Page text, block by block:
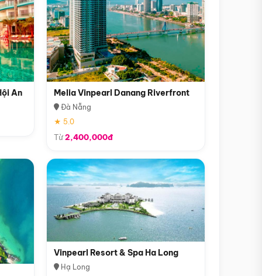
An Melia Vinpearl Danang Riverfront
Đà Nẵng
★ 5.0
Từ2,400,000đ
Vinpearl Resort & Spa Ha Long
Hạ Long